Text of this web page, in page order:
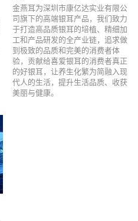
金燕耳为深圳市康亿达实业有限公
司旗下的高端银耳产品，我们致力
于打造高品质银耳的培植、精细加
工和产品研发的全产业链，追求做
到极致的品质和完美的消费者体
验，贡献给喜爱银耳的消费者真正
的好银耳，让养生化繁为简融入现
代人的生活，提升生活品质、收获
美丽与健康。